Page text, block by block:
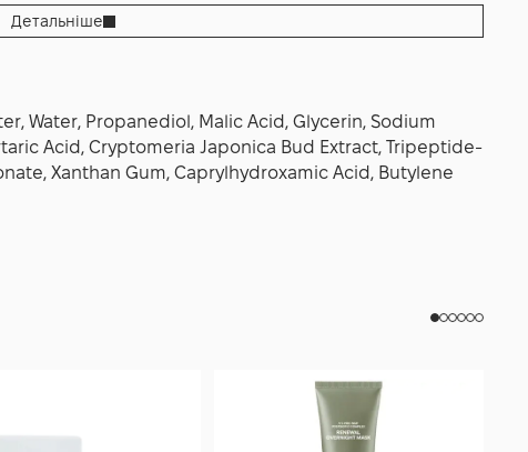
Night Remedy після легких водних сироваток та
ієрархію «від тонкого до насиченого». У
рівною шкірою, готовою до легкого ранкового
зусиль.
Детальніше
Water, Propanediol, Malic Acid, Glycerin, Sodium
Acid, Cryptomeria Japonica Bud Extract, Tripeptide-
Xanthan Gum, Caprylhydroxamic Acid, Butylene